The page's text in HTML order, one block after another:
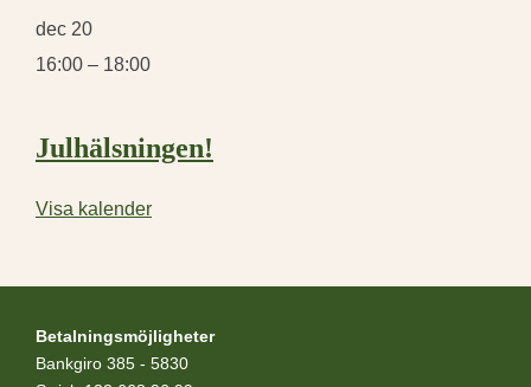
dec 20
16:00 – 18:00
Julhälsningen!
Visa kalender
Betalningsmöjligheter
Bankgiro 385 - 5830